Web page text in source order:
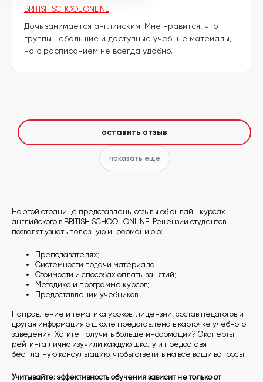
кабинет
школы
BRITISH SCHOOL ONLINE
Дочь занимается английским. Мне нравится, что
группы небольшие и доступные учебные матеиалы,
но с расписанием не всегда удобно.
показать еще
оставить отзыв
На этой странице представлены отзывы об онлайн курсах
английского в BRITISH SCHOOL ONLINE. Рецензии студентов
позволят узнать полезную информацию о:
Преподавателях;
Системности подачи материала;
Стоимости и способах оплаты занятий;
Методике и программе курсов;
Предоставлении учебников.
Направление и тематика уроков, лицензии, состав педагогов и
другая информация о школе представлена в карточке учебного
заведения. Хотите получить больше информации? Эксперты
рейтинга лично изучили каждую школу и предоставят
бесплатную консультацию, чтобы ответить на все ваши вопросы
Учитывайте: эффективность обучения зависит не только от